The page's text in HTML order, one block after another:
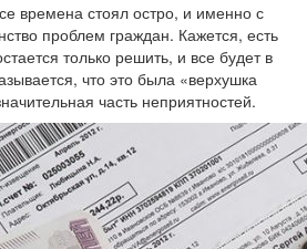
времена стоял остро, и именно с
проблем граждан. Кажется, есть
только решить, и все будет в
что это была «верхушка
часть неприятностей.